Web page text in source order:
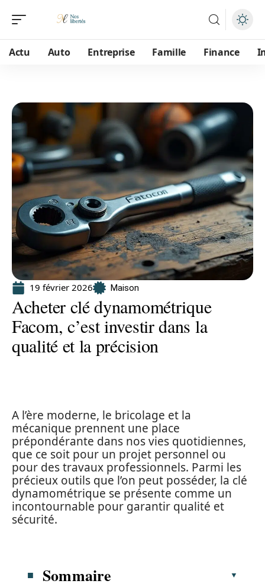
Actu Auto Entreprise Famille Finance
19 février 2026 Maison
Acheter clé dynamométrique
Facom, c’est investir dans la
qualité et la précision
A l’ère moderne, le bricolage et la
mécanique prennent une place
prépondérante dans nos vies quotidiennes,
que ce soit pour un projet personnel ou
pour des travaux professionnels. Parmi les
précieux outils que l’on peut posséder, la clé
dynamométrique se présente comme un
incontournable pour garantir qualité et
sécurité.
Sommaire